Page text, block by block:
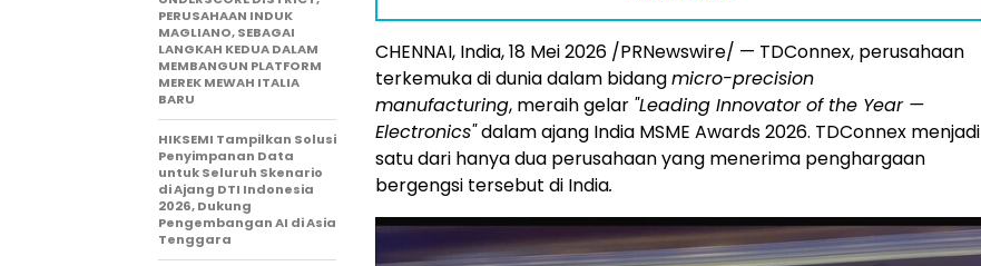
CHENNAI, India, 18 Mei 2026 /PRNewswire/ — TDConnex, perusahaan
terkemuka di dunia dalam bidangmicro-precision
manufacturing, meraih gelar "Leading Innovator of the Year —
Electronics"dalam ajang India MSME Awards 2026. TDConnex menjadi
satu dari hanya dua perusahaan yang menerima penghargaan
bergengsi tersebut di India.
PERUSAHAAN INDUK
MAGLIANO, SEBAGAI
LANGKAH KEDUA DALAM
MEMBANGUN PLATFORM
MEREK MEWAH ITALIA
BARU
HIKSEMI Tampilkan Solusi
Penyimpanan Data
untuk Seluruh Skenario
di Ajang DTI Indonesia
2026, Dukung
Pengembangan AI di Asia
Tenggara